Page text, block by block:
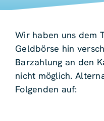
Wir haben uns dem
Geldbörse hin
Barzahlung an den
nicht möglich.
Folgenden auf: